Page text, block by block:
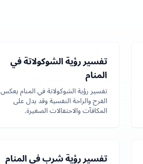
تفسير رؤية الشوكولاتة في
المنام
تفسير رؤية الشوكولاتة في المنام يعكس
الفرح والراحة النفسية وقد يدل على
المكافآت والاحتفالات الصغيرة.
تفسير رؤية شرب في المنام